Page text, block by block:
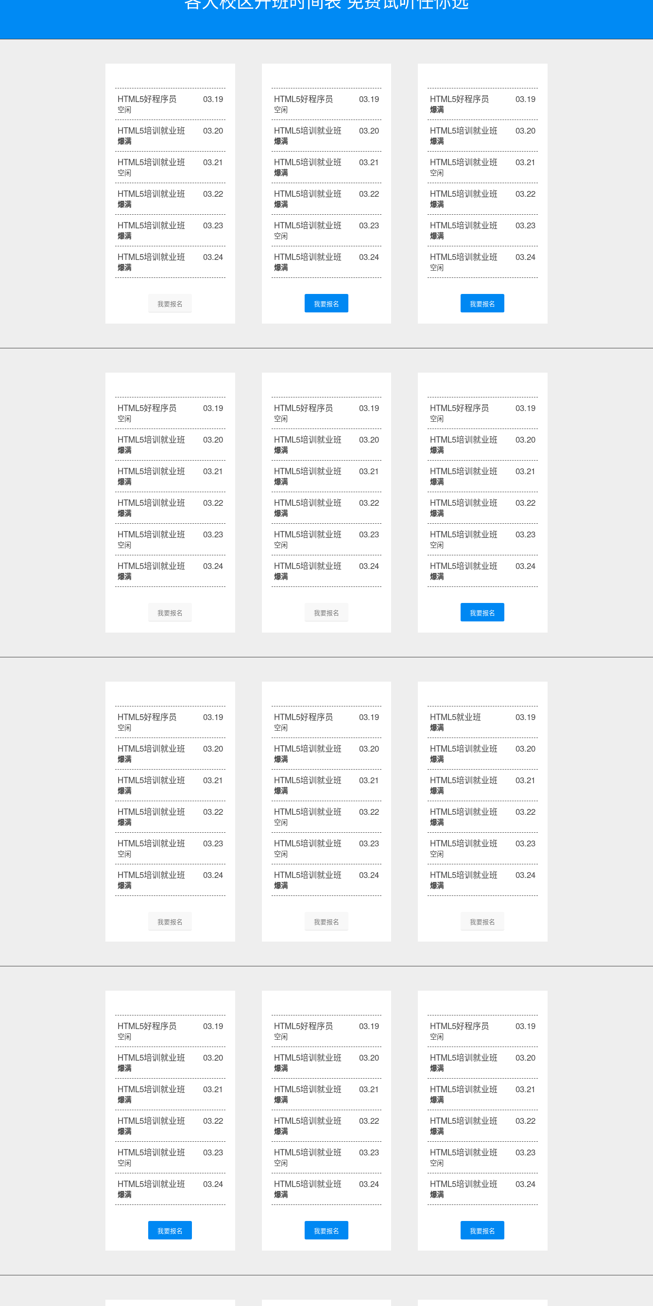
HTML5好程序员 03.19
空闲
HTML5培训就业班 03.20
爆满
HTML5培训就业班 03.21
空闲
HTML5培训就业班 03.22
爆满
HTML5培训就业班 03.23
爆满
HTML5培训就业班 03.24
爆满
我要报名
HTML5好程序员 03.19
空闲
HTML5培训就业班 03.20
爆满
HTML5培训就业班 03.21
爆满
HTML5培训就业班 03.22
爆满
HTML5培训就业班 03.23
空闲
HTML5培训就业班 03.24
爆满
我要报名
HTML5好程序员 03.19
爆满
HTML5培训就业班 03.20
爆满
HTML5培训就业班 03.21
空闲
HTML5培训就业班 03.22
爆满
HTML5培训就业班 03.23
爆满
HTML5培训就业班 03.24
空闲
我要报名
HTML5好程序员 03.19
空闲
HTML5培训就业班 03.20
爆满
HTML5培训就业班 03.21
爆满
HTML5培训就业班 03.22
爆满
HTML5培训就业班 03.23
空闲
HTML5培训就业班 03.24
爆满
我要报名
HTML5好程序员 03.19
空闲
HTML5培训就业班 03.20
爆满
HTML5培训就业班 03.21
爆满
HTML5培训就业班 03.22
爆满
HTML5培训就业班 03.23
空闲
HTML5培训就业班 03.24
爆满
我要报名
HTML5好程序员 03.19
空闲
HTML5培训就业班 03.20
爆满
HTML5培训就业班 03.21
爆满
HTML5培训就业班 03.22
爆满
HTML5培训就业班 03.23
空闲
HTML5培训就业班 03.24
爆满
我要报名
HTML5好程序员 03.19
空闲
HTML5培训就业班 03.20
爆满
HTML5培训就业班 03.21
爆满
HTML5培训就业班 03.22
爆满
HTML5培训就业班 03.23
空闲
HTML5培训就业班 03.24
爆满
我要报名
HTML5好程序员 03.19
空闲
HTML5培训就业班 03.20
爆满
HTML5培训就业班 03.21
爆满
HTML5培训就业班 03.22
空闲
HTML5培训就业班 03.23
空闲
HTML5培训就业班 03.24
爆满
我要报名
HTML5就业班 03.19
爆满
HTML5培训就业班 03.20
爆满
HTML5培训就业班 03.21
爆满
HTML5培训就业班 03.22
爆满
HTML5培训就业班 03.23
空闲
HTML5培训就业班 03.24
爆满
我要报名
HTML5好程序员 03.19
空闲
HTML5培训就业班 03.20
爆满
HTML5培训就业班 03.21
爆满
HTML5培训就业班 03.22
爆满
HTML5培训就业班 03.23
空闲
HTML5培训就业班 03.24
爆满
我要报名
HTML5好程序员 03.19
空闲
HTML5培训就业班 03.20
爆满
HTML5培训就业班 03.21
爆满
HTML5培训就业班 03.22
爆满
HTML5培训就业班 03.23
空闲
HTML5培训就业班 03.24
爆满
我要报名
HTML5好程序员 03.19
空闲
HTML5培训就业班 03.20
爆满
HTML5培训就业班 03.21
爆满
HTML5培训就业班 03.22
爆满
HTML5培训就业班 03.23
空闲
HTML5培训就业班 03.24
爆满
我要报名